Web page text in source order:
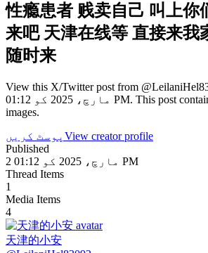
性瘾患者 贱卖自己 叫上你
来吧 天津在线等 直接来我
随时来
View this X/Twitter post from
مارچ، 2025 کو 01:12 PM. This post contains 1 videos and 3
images.
پوسٹ کریں View creator profile
Published
2 مارچ، 2025 کو 01:12 PM
Thread Items
1
Media Items
4
天津的小安